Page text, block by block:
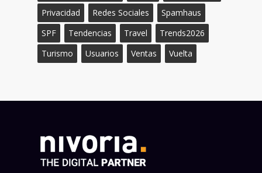
Privacidad
Redes Sociales
Spamhaus
SPF
Tendencias Travel
Trends2026
Turismo
Usuarios Ventas Vuelta